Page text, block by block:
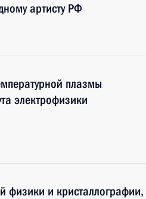
артисту РФ
плазмы
электрофизики
физики и кристаллографии,